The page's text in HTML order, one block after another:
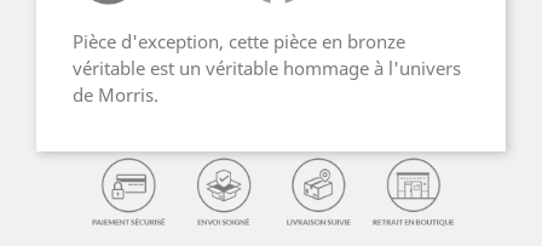
Pièce d'exception, cette pièce en bronze
véritable est un véritable hommage à l'univers
de Morris.